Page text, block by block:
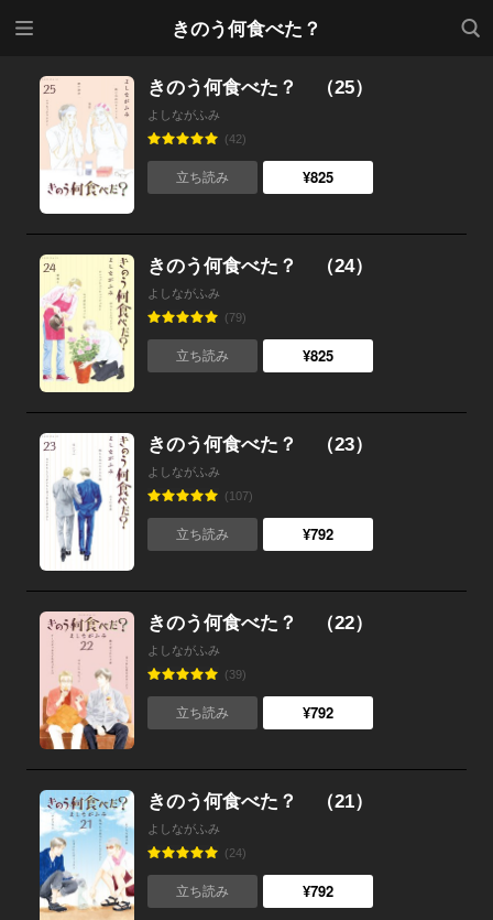
きのう何食べた？
検索
きのう何食べた？ （25）
よしながふみ
(42)
立ち読み ¥825
きのう何食べた？ （24）
よしながふみ
(79)
立ち読み ¥825
きのう何食べた？ （23）
よしながふみ
(107)
立ち読み ¥792
きのう何食べた？ （22）
よしながふみ
(39)
立ち読み ¥792
きのう何食べた？ （21）
よしながふみ
(24)
立ち読み ¥792